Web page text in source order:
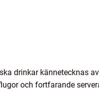
drinkar kännetecknas
och fortfarande